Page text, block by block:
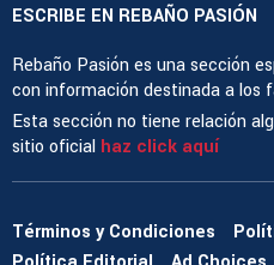
ESCRIBE EN REBAÑO PASIÓN
Rebaño Pasión es una sección
con información destinada a los
Esta sección no tiene relación
sitio oficial haz click aquí
Términos y Condiciones